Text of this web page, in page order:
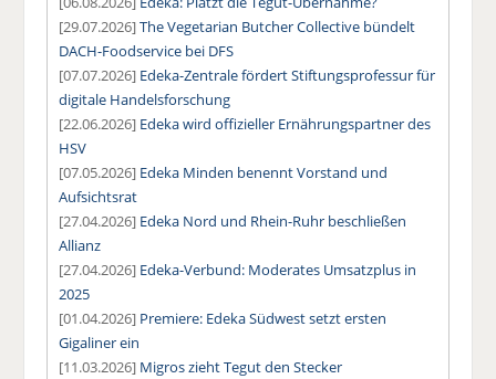
[29.07.2026]The Vegetarian Butcher Collective bündelt
DACH-Foodservice bei DFS
[07.07.2026] Edeka-Zentrale fördert Stiftungsprofessur für
digitale Handelsforschung
[22.06.2026] Edeka wird offizieller Ernährungspartner des
HSV
[07.05.2026] Edeka Minden benennt Vorstand und
Aufsichtsrat
[27.04.2026] Edeka Nord und Rhein-Ruhr beschließen
Allianz
[27.04.2026] Edeka-Verbund: Moderates Umsatzplus in
2025
[01.04.2026] Premiere: Edeka Südwest setzt ersten
Gigaliner ein
[11.03.2026] Migros zieht Tegut den Stecker